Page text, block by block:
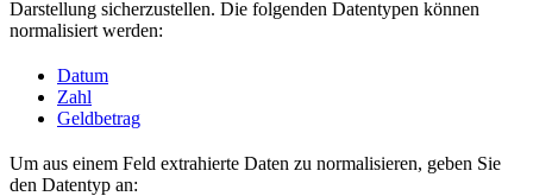
Darstellung sicherzustellen. Die folgenden Datentypen können
normalisiert werden:
Datum
Zahl
Geldbetrag
Um aus einem Feld extrahierte Daten zu normalisieren, geben Sie
den Datentyp an: